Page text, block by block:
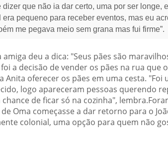
dizer que não ia dar certo, uma por ser longe,
era pequeno para receber eventos, mas eu
me pegava meio sem grana mas fui firme”.
amiga deu a dica: "Seus pães são
foi a decisão de vender os pães na rua que
Anita oferecer os pães em uma cesta.
logo apareceram pessoas querendo
de ficar só na cozinha",
Oma começasse a dar retorno para o
colonial, uma opção para quem não